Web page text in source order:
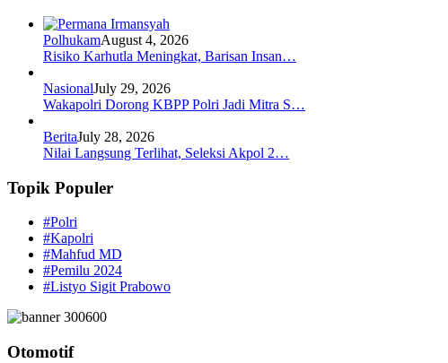
PolhukamAugust 4, 2026
Risiko Karhutla Meningkat, Barisan Insan…
NasionalJuly 29, 2026
Wakapolri Dorong KBPP Polri Jadi Mitra S…
BeritaJuly 28, 2026
Nilai Langsung Terlihat, Seleksi Akpol 2…
Topik Populer
#Polri
#Kapolri
#Mahfud MD
#Pemilu 2024
#Listyo Sigit Prabowo
Otomotif